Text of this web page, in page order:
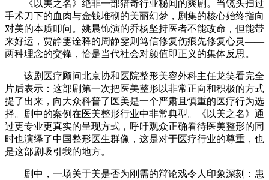
《以美之名》绝非一部猎奇行业秘闻的爽剧。当镜头扫过
手术刀下的血肉与金钱堆砌的美丽幻梦，剧集的核心始终指向
对美的本质叩问。姚晨饰演的乔杨坚持医者不能改命，但能带
来好运，贾静雯诠释的周静雯则笃信修复伤痕先修复心灵——
两种理念的交锋，恰是当代社会对颜值即正义的集体反思。
该剧医疗顾问北京协和医院整形美容外科主任龙笑看完全
片后表示：这部剧第一次把医美整形以非常正向和积极的方式
提了出来，向大众科普了医美是一个严肃且慎重的医疗行为选
择。剧中的案例在医美整形行业中非常典型。《以美之名》通
过更专业更真实的呈现方式，呼吁观众正确看待医美整形的同
时也演绎了中国整形医生群像，这是对于医疗行业的尊重，也
是这部剧吸引我的地方。
剧中，一场关于美是否为刚需的辩论戏令人印象深刻：患